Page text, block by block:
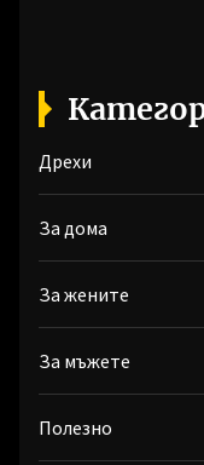
Дрехи
За дома
За жените
За мъжете
Полезно